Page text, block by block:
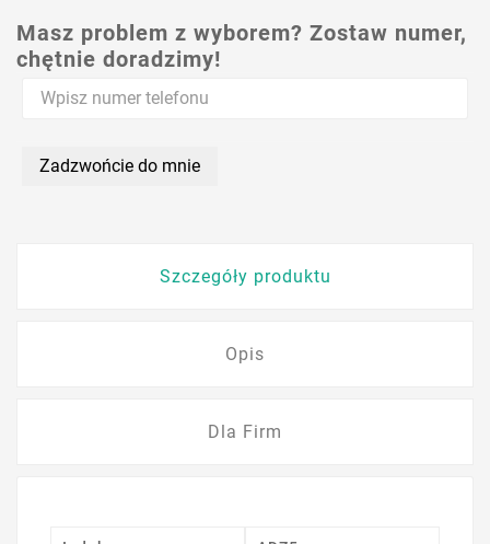
Masz problem z wyborem? Zostaw numer,
chętnie doradzimy!
Zadzwońcie do mnie
Szczegóły produktu
Opis
Dla Firm